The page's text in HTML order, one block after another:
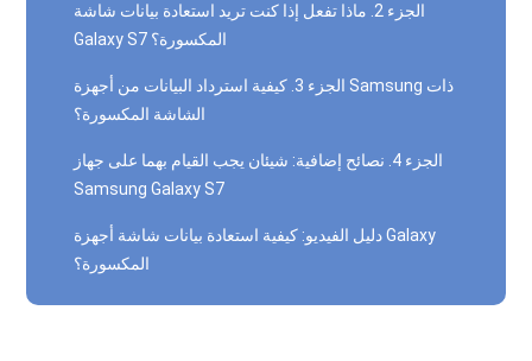
الجزء 2. ماذا تفعل إذا كنت تريد استعادة بيانات شاشة
Galaxy S7 المكسورة؟
الجزء 3. كيفية استرداد البيانات من أجهزة Samsung ذات
الشاشة المكسورة؟
الجزء 4. نصائح إضافية: شيئان يجب القيام بهما على جهاز
Samsung Galaxy S7
دليل الفيديو: كيفية استعادة بيانات شاشة أجهزة Galaxy
المكسورة؟